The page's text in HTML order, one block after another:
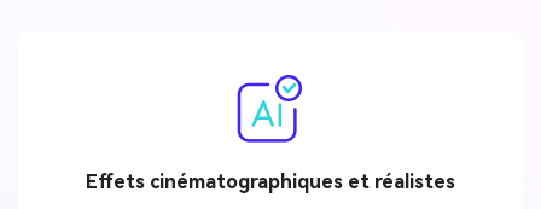
Effets cinématographiques et réalistes